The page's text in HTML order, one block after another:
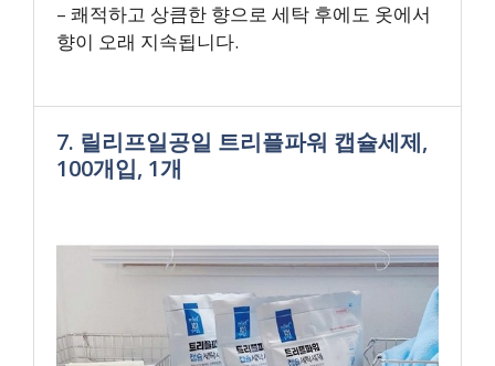
– 쾌적하고 상큼한 향으로 세탁 후에도 옷에서
향이 오래 지속됩니다.
7. 릴리프일공일 트리플파워 캡슐세제,
100개입, 1개